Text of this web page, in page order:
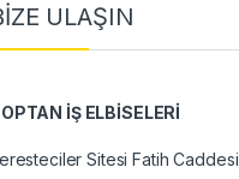
ULAŞIN
İŞ ELBİSELERİ
Sitesi Fatih Caddesi